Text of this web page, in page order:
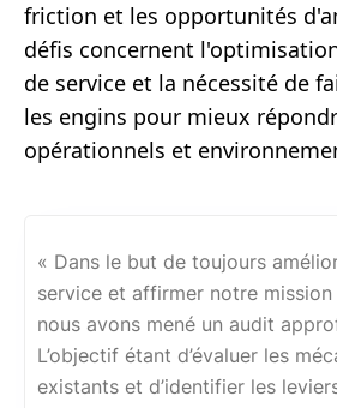
friction et les opportunités
défis concernent
de service et la nécessité de
les engins pour mieux
opérationnels et
« Dans le but de toujours
service et affirmer notre mission
nous avons mené un audit
L’objectif étant d’évaluer les
existants et d’identifier les